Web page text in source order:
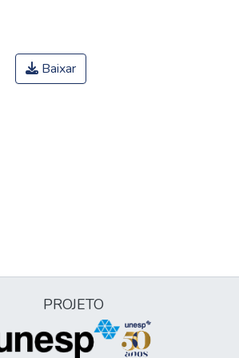
Baixar
PROJETO